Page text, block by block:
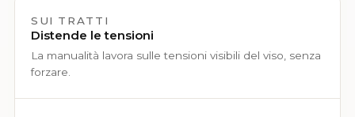
SUI TRATTI
Distende le tensioni
La manualità lavora sulle tensioni visibili del viso, senza
forzare.